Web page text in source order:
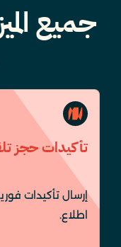
جميع
تأكيدات حجز
إرسال تأكيدات
اطلاع.